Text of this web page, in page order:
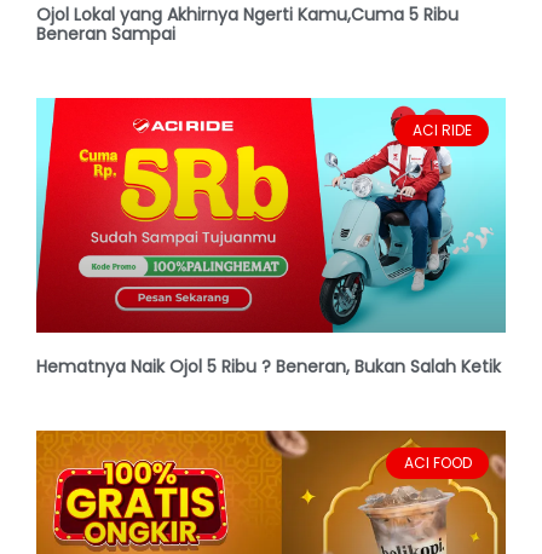
Ojol Lokal yang Akhirnya Ngerti Kamu,Cuma 5 Ribu
Beneran Sampai
ACI RIDE
Hematnya Naik Ojol 5 Ribu ? Beneran, Bukan Salah Ketik
ACI FOOD